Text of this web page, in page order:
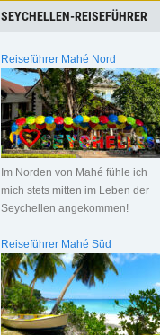
SEYCHELLEN-REISEFÜHRER
Reiseführer Mahé Nord
Im Norden von Mahé fühle ich
mich stets mitten im Leben der
Seychellen angekommen!
Reiseführer Mahé Süd